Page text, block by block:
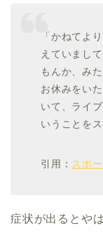
「かねてよ
えていまし
もんか、み
お休みをい
いて、ライ
いうことを
引用： スポ
症状が出るとや